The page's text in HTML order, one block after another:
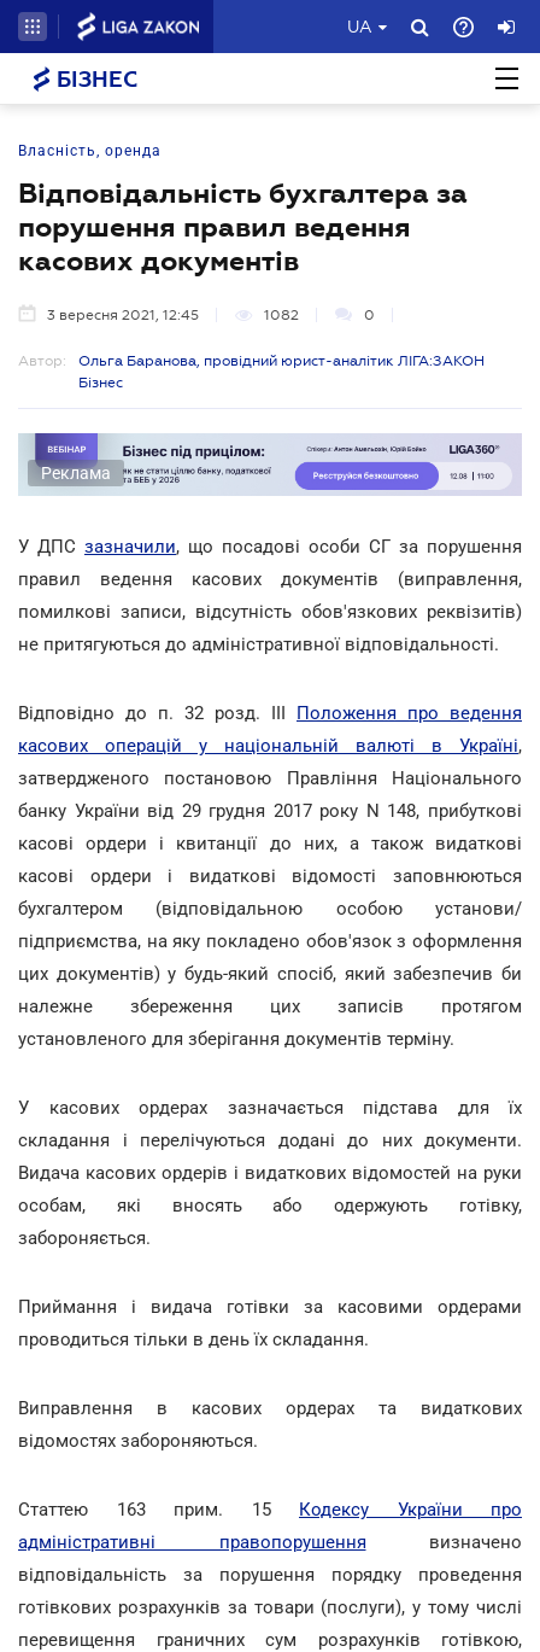
UA
БІЗНЕС
Власність, оренда
Відповідальність бухгалтера за
порушення правил ведення
касових документів
3 вересня 2021, 12:45 1082 0
Автор:
Ольга Баранова, провідний юрист-аналітик ЛІГА:ЗАКОН
Бізнес
Реклама
У ДПС зазначили, що посадові особи СГ за порушення
правил ведення касових документів (виправлення,
помилкові записи, відсутність обов'язкових реквізитів)
не притягуються до адміністративної відповідальності.
Відповідно до п. 32 розд. III Положення про ведення
касових операцій у національній валюті в Україні,
затвердженого постановою Правління Національного
банку України від 29 грудня 2017 року N 148, прибуткові
касові ордери і квитанції до них, а також видаткові
касові ордери і видаткові відомості заповнюються
бухгалтером (відповідальною особою установи/
підприємства, на яку покладено обов'язок з оформлення
цих документів) у будь-який спосіб, який забезпечив би
належне збереження цих записів протягом
установленого для зберігання документів терміну.
У касових ордерах зазначається підстава для їх
складання і перелічуються додані до них документи.
Видача касових ордерів і видаткових відомостей на руки
особам, які вносять або одержують готівку,
забороняється.
Приймання і видача готівки за касовими ордерами
проводиться тільки в день їх складання.
Виправлення в касових ордерах та видаткових
відомостях забороняються.
Статтею 163 прим. 15 Кодексу України про
адміністративні правопорушення визначено
відповідальність за порушення порядку проведення
готівкових розрахунків за товари (послуги), у тому числі
перевищення граничних сум розрахунків готівкою,